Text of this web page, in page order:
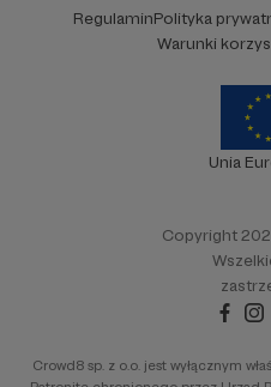
RegulaminPolityka
Warunki
Unia
Copyright
Crowd8 sp. z o.o. jest wyłącznym